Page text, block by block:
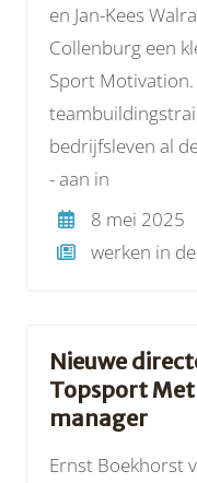
en Jan-Kees
Collenburg een
Sport
bedrijfsleven al
- aan in
8 mei 2025
werken in
Nieuwe
Topsport
manager
Ernst Boekhorst